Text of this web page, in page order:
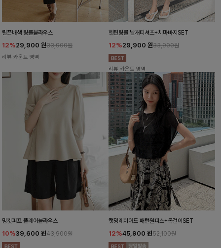
릴픈배색 링클블라우스
12%29,900 원33,900원
리뷰 카운트 영역
헨틴링클 날개티셔츠+치마바지SET
12%29,900 원33,900원
리뷰 카운트 영역
밍킷퍼프 플레어블라우스
10%39,600 원43,900원
캣밍레이어드 패턴원피스+목걸이SET
12%45,900 원52,100원